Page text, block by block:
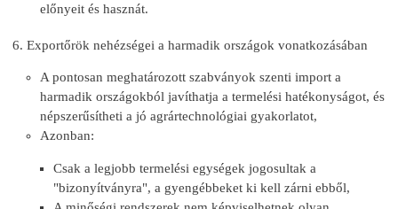
előnyeit és hasznát.
Exportőrök nehézségei a harmadik országok vonatkozásában
A pontosan meghatározott szabványok szenti import a
harmadik országokból javíthatja a termelési hatékonyságot, és
népszerűsítheti a jó agrártechnológiai gyakorlatot,
Azonban:
Csak a legjobb termelési egységek jogosultak a
"bizonyítványra", a gyengébbeket ki kell zárni ebből,